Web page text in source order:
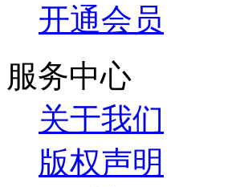
开通会员
服务中心
关于我们
版权声明